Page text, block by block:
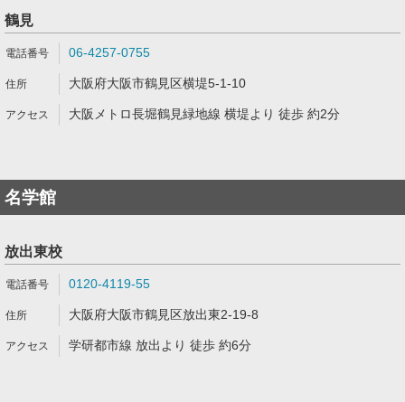
鶴見
06-4257-0755
大阪府大阪市鶴見区横堤5-1-10
大阪メトロ長堀鶴見緑地線 横堤より 徒歩 約2分
名学館
放出東校
0120-4119-55
大阪府大阪市鶴見区放出東2-19-8
学研都市線 放出より 徒歩 約6分